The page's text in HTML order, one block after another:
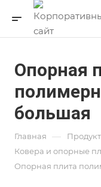
Опорная
большая
Главная —
Ковера и опорные
Опорная плита